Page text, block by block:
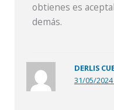
obtienes es
demás.
DERLIS
31/05/2024